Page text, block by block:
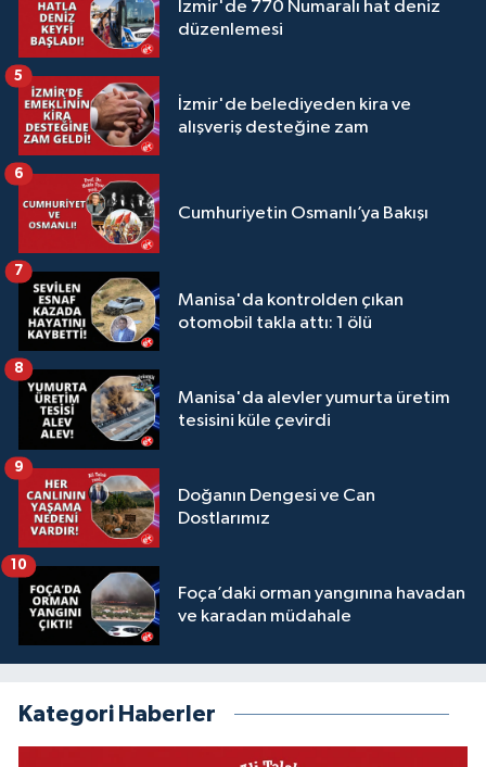
İzmir'de 770 Numaralı hat deniz
düzenlemesi
İzmir'de belediyeden kira ve
alışveriş desteğine zam
5
Cumhuriyetin Osmanlı’ya Bakışı
6
Manisa'da kontrolden çıkan
otomobil takla attı: 1 ölü
7
Manisa'da alevler yumurta üretim
tesisini küle çevirdi
8
Doğanın Dengesi ve Can
Dostlarımız
9
Foça’daki orman yangınına havadan
ve karadan müdahale
10
Kategori Haberler